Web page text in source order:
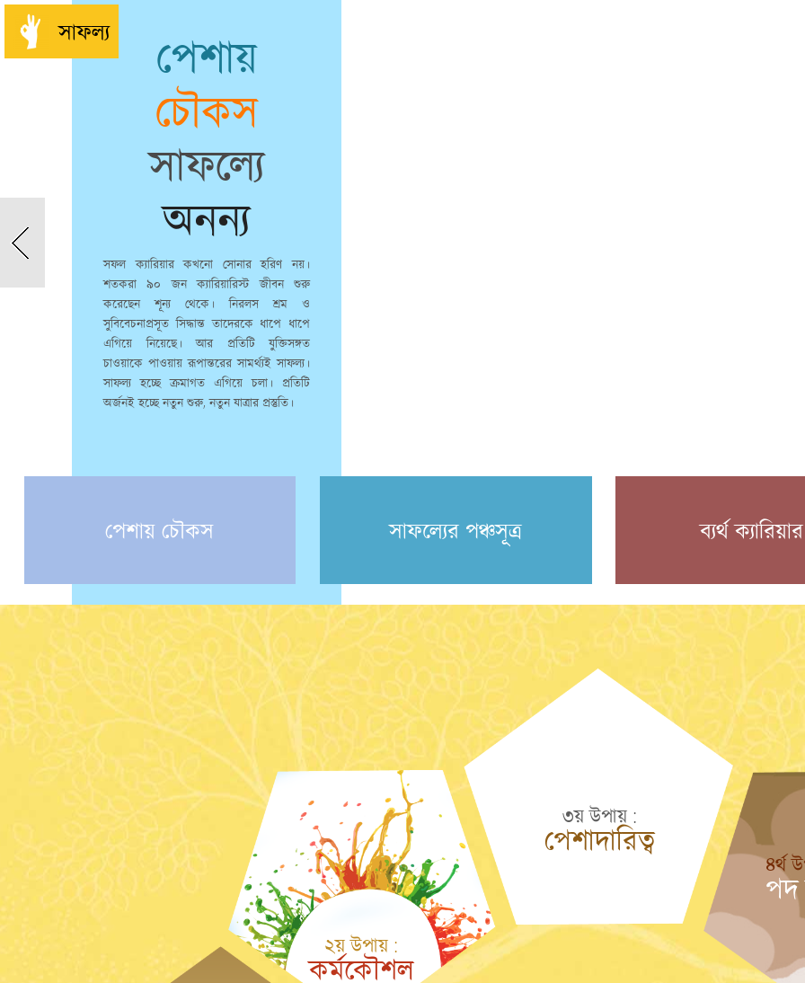
পেশায়
চৌকস
সাফল্যে
অনন্য
সফল ক্যারিয়ার কখনো সোনার হরিণ নয়।
শতকরা ৯০ জন ক্যারিয়ারিস্ট জীবন শুরু
করেছেন শূন্য থেকে। নিরলস শ্রম ও
সুবিবেচনাপ্রসূত সিদ্ধান্ত তাদেরকে ধাপে ধাপে
এগিয়ে নিয়েছে। আর প্রতিটি যুক্তিসঙ্গত
চাওয়াকে পাওয়ায় রূপান্তরের সামর্থ্যই সাফল্য।
সাফল্য হচ্ছে ক্রমাগত এগিয়ে চলা। প্রতিটি
অর্জনই হচ্ছে নতুন শুরু, নতুন যাত্রার প্রস্তুতি।
পেশায় চৌকস সাফল্যের পঞ্চসূত্র ব্যর্থ ক্যারিয়ার
২য় উপায় :
কর্মকৌশল
৩য় উপায় :
পেশাদারিত্ব
৪র্থ
সাফল্য